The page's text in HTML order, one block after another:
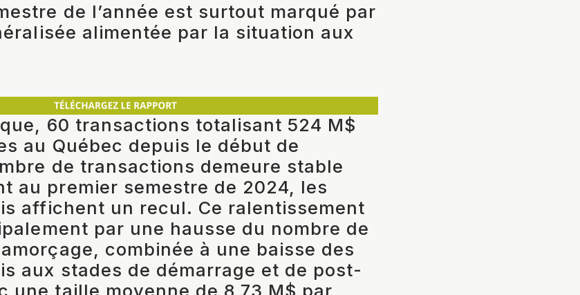
de l’année est surtout marqué par
alimentée par la situation aux
60 transactions totalisant 524 M$
au Québec depuis le début de
de transactions demeure stable
au premier semestre de 2024, les
affichent un recul. Ce ralentissement
par une hausse du nombre de
combinée à une baisse des
aux stades de démarrage et de post-
une taille moyenne de 8,73 M$ par